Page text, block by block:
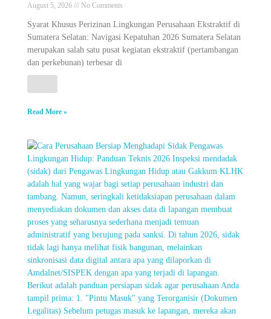
August 5, 2026 No Comments
Syarat Khusus Perizinan Lingkungan Perusahaan Ekstraktif di
Sumatera Selatan: Navigasi Kepatuhan 2026 Sumatera Selatan
merupakan salah satu pusat kegiatan ekstraktif (pertambangan
dan perkebunan) terbesar di
Read More »